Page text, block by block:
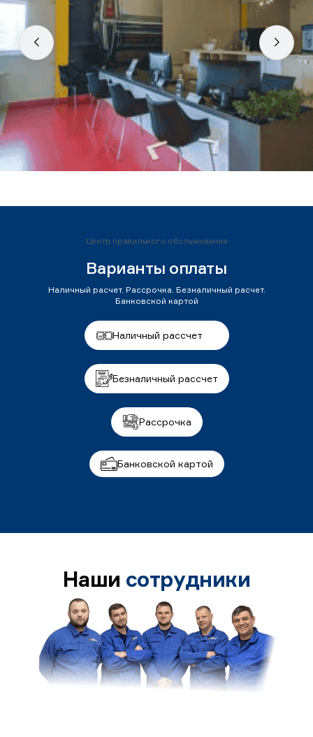
Центр правильного обслуживания
Варианты оплаты
Наличный расчет. Рассрочка. Безналичный расчет.
Банковской картой
Наличный рассчет
Безналичный рассчет
Рассрочка
Банковской картой
Наши сотрудники